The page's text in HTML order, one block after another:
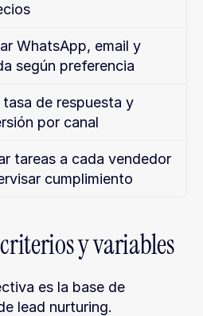
WhatsApp, email y
según preferencia
tasa de respuesta y
por canal
tareas a cada vendedor
cumplimiento
y variables
es la base de
lead nurturing.